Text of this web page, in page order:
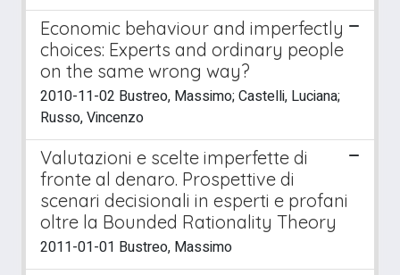
Economic behaviour and imperfectly
choices: Experts and ordinary people
on the same wrong way?
2010-11-02 Bustreo, Massimo; Castelli, Luciana;
Russo, Vincenzo
Valutazioni e scelte imperfette di
fronte al denaro. Prospettive di
scenari decisionali in esperti e profani
oltre la Bounded Rationality Theory
2011-01-01 Bustreo, Massimo